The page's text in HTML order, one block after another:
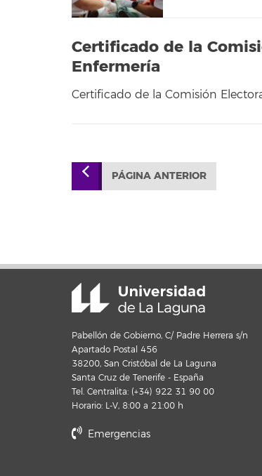
Certificado de la
Enfermería
Certificado de la Comisión
PÁGINA ANTERIOR
Pabellón de Gobierno, C/ Padre Herrera s/n
Apartado Postal 456
38200, San Cristóbal de La Laguna
Santa Cruz de Tenerife - España
Tel. Centralita: (+34) 922 31 90 00
Horario: L-V, 8:00 a 21:00 h
Emergencias